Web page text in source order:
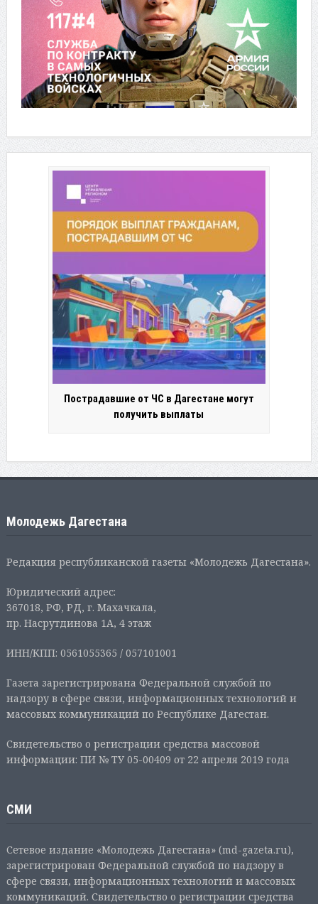
Пострадавшие от ЧС в Дагестане могут
получить выплаты
Молодежь Дагестана
Редакция республиканской газеты «Молодежь Дагестана».
Юридический адрес:
367018, РФ, РД, г. Махачкала,
пр. Насрутдинова 1А, 4 этаж
ИНН/КПП: 0561055365 / 057101001
Газета зарегистрирована Федеральной службой по
надзору в сфере связи, информационных технологий и
массовых коммуникаций по Республике Дагестан.
Свидетельство о регистрации средства массовой
информации: ПИ № ТУ 05-00409 от 22 апреля 2019 года
СМИ
Сетевое издание «Молодежь Дагестана» (md-gazeta.ru),
зарегистрирован Федеральной службой по надзору в
сфере связи, информационных технологий и массовых
коммуникаций. Свидетельство о регистрации средства